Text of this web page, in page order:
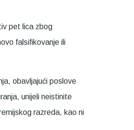
pet lica zbog
falsifikovanje ili
obavljajući poslove
unijeli neistinite
razreda, kao ni